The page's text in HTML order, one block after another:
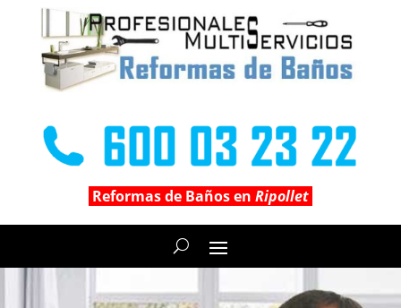
Reformas de Baños en Ripollet